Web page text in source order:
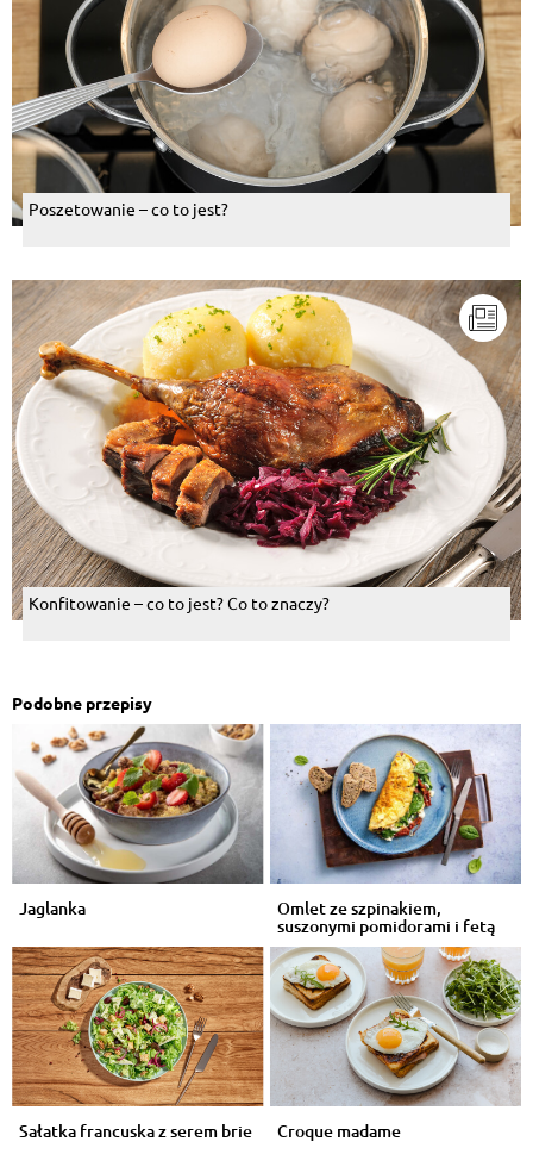
Poszetowanie – co to jest?
Konfitowanie – co to jest? Co to znaczy?
Podobne przepisy
Jaglanka Omlet ze szpinakiem,
suszonymi pomidorami i fetą
Sałatka francuska z serem brie Croque madame